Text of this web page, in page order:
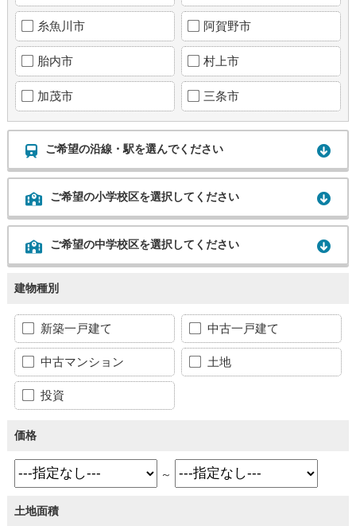
糸魚川市 阿賀野市
胎内市 村上市
加茂市 三条市
ご希望の沿線・駅を選んでください
ご希望の小学校区を選択してください
ご希望の中学校区を選択してください
建物種別
新築一戸建て 中古一戸建て
中古マンション 土地
投資
価格
～
土地面積